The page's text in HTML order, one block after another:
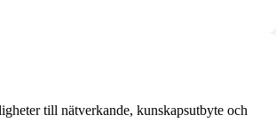
till nätverkande, kunskapsutbyte och